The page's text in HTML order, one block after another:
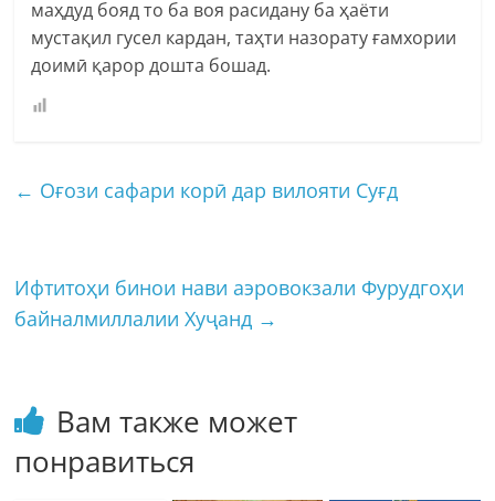
маҳдуд бояд то ба воя расидану ба ҳаёти
мустақил гусел кардан, таҳти назорату ғамхории
доимӣ қарор дошта бошад.
← Оғози сафари корӣ дар вилояти Суғд
Ифтитоҳи бинои нави аэровокзали Фурудгоҳи
байналмиллалии Хуҷанд →
Вам также может
понравиться